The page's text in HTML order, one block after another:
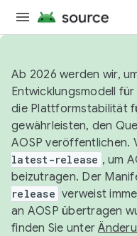
Ab 2026 werden wir,
Entwicklungsmodell
die Plattformstabilität
gewährleisten, den
AOSP veröffentlichen.
latest-release , um
beizutragen. Der
release verweist
an AOSP übertragen
finden Sie unter